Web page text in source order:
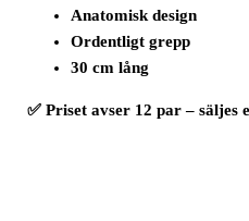
Anatomisk design
Ordentligt grepp
30 cm lång
✅ Priset avser 12 par – säljes